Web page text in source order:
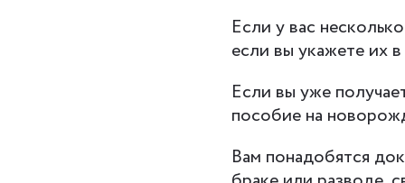
Если у вас
если вы укажете их
Если вы уже
пособие на
Вам понадобятся